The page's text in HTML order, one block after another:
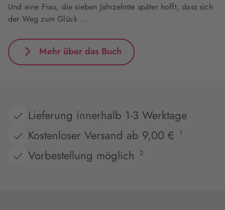
Und eine Frau, die sieben Jahrzehnte später hofft, dass sich
der Weg zum Glück …
Mehr über das Buch
Lieferung innerhalb 1-3 Werktage
Kostenloser Versand ab 9,00 €
1
Vorbestellung möglich 2